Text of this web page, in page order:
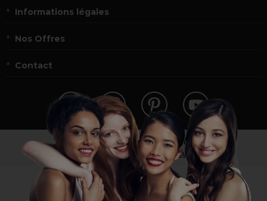
Informations légales
Nos Offres
Contact
Vous n’êtes pas un professionnel ?
Visitez notre site pour les particuliers!